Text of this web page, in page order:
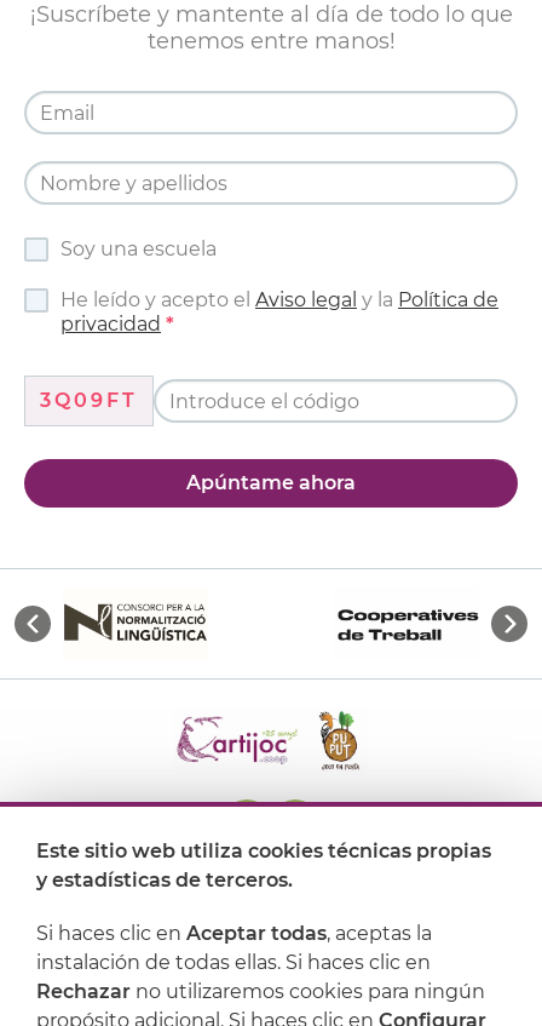
¡Suscríbete y mantente al día de todo lo que
tenemos entre manos!
Soy una escuela
He leído y acepto el Aviso legal y la Política de
privacidad
3Q09FT
Apúntame ahora
Dónde encontrarnos
Artijoc
Soporte
Este sitio web utiliza cookies técnicas propias
y estadísticas de terceros.
Si haces clic en Aceptar todas, aceptas la
instalación de todas ellas. Si haces clic en
Rechazar no utilizaremos cookies para ningún
propósito adicional. Si haces clic en Configurar